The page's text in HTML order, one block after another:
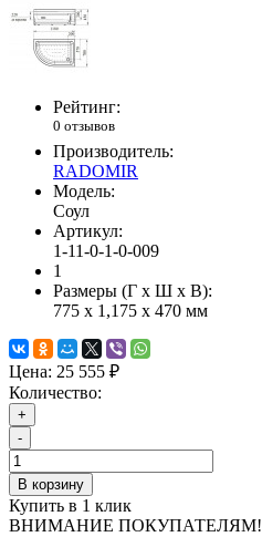
Рейтинг:
0 отзывов
Производитель:
RADOMIR
Модель:
Соул
Артикул:
1-11-0-1-0-009
1
Размеры (Г x Ш x В):
775 x 1,175 x 470 мм
Цена: 25 555 ₽
Количество:
+
-
В корзину
Купить в 1 клик
ВНИМАНИЕ ПОКУПАТЕЛЯМ!